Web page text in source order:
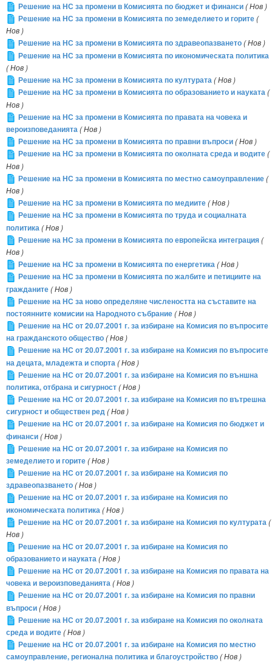
Решение на НС за промени в Комисията по бюджет и финанси( Нов )
Решение на НС за промени в Комисията по земеделието и горите(
Нов )
Решение на НС за промени в Комисията по здравеопазването( Нов )
Решение на НС за промени в Комисията по икономическата политика
( Нов )
Решение на НС за промени в Комисията по културата( Нов )
Решение на НС за промени в Комисията по образованието и науката(
Нов )
Решение на НС за промени в Комисията по правата на човека и
вероизповеданията( Нов )
Решение на НС за промени в Комисията по правни въпроси( Нов )
Решение на НС за промени в Комисията по околната среда и водите(
Нов )
Решение на НС за промени в Комисията по местно самоуправление(
Нов )
Решение на НС за промени в Комисията по медиите( Нов )
Решение на НС за промени в Комисията по труда и социалната
политика( Нов )
Решение на НС за промени в Комисията по европейска интеграция(
Нов )
Решение на НС за промени в Комисията по енергетика( Нов )
Решение на НС за промени в Комисията по жалбите и петициите на
гражданите( Нов )
Решение на НС за ново определяне числеността на съставите на
постоянните комисии на Народното събрание( Нов )
Решение на НС от 20.07.2001 г. за избиране на Комисия по въпросите
на гражданското общество( Нов )
Решение на НС от 20.07.2001 г. за избиране на Комисия по въпросите
на децата, младежта и спорта( Нов )
Решение на НС от 20.07.2001 г. за избиране на Комисия по външна
политика, отбрана и сигурност( Нов )
Решение на НС от 20.07.2001 г. за избиране на Комисия по вътрешна
сигурност и обществен ред( Нов )
Решение на НС от 20.07.2001 г. за избиране на Комисия по бюджет и
финанси( Нов )
Решение на НС от 20.07.2001 г. за избиране на Комисия по
земеделието и горите( Нов )
Решение на НС от 20.07.2001 г. за избиране на Комисия по
здравеопазването( Нов )
Решение на НС от 20.07.2001 г. за избиране на Комисия по
икономическата политика( Нов )
Решение на НС от 20.07.2001 г. за избиране на Комисия по културата(
Нов )
Решение на НС от 20.07.2001 г. за избиране на Комисия по
образованието и науката( Нов )
Решение на НС от 20.07.2001 г. за избиране на Комисия по правата на
човека и вероизповеданията( Нов )
Решение на НС от 20.07.2001 г. за избиране на Комисия по правни
въпроси( Нов )
Решение на НС от 20.07.2001 г. за избиране на Комисия по околната
среда и водите( Нов )
Решение на НС от 20.07.2001 г. за избиране на Комисия по местно
самоуправление, регионална политика и благоустройство( Нов )